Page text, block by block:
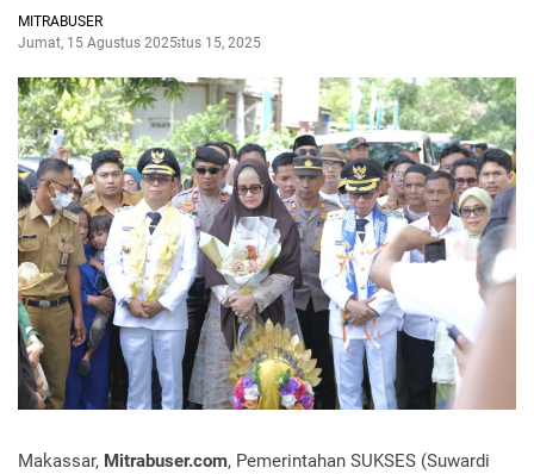
MITRABUSER
Jumat, 15 Agustus 2025Agustus 15, 2025
Makassar, Mitrabuser.com, Pemerintahan SUKSES (Suwardi